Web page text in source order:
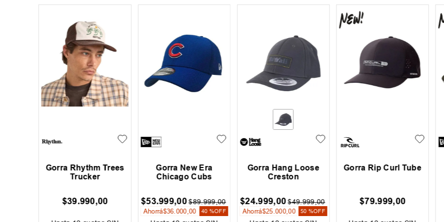
Gorra Rip Curl Pacific
Rinse
$44.999,00
Gorra Rip Curl La Isla
$39.999,00
Gorra Hombre Hurley
$38.499,00 $54.999,00
Ahorrá$16 .500,00 30 %OFF
Gorra Rhythm Trees
$39.990,00